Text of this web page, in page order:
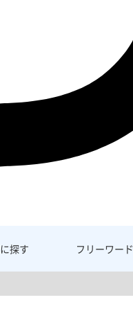
に探す フリーワード